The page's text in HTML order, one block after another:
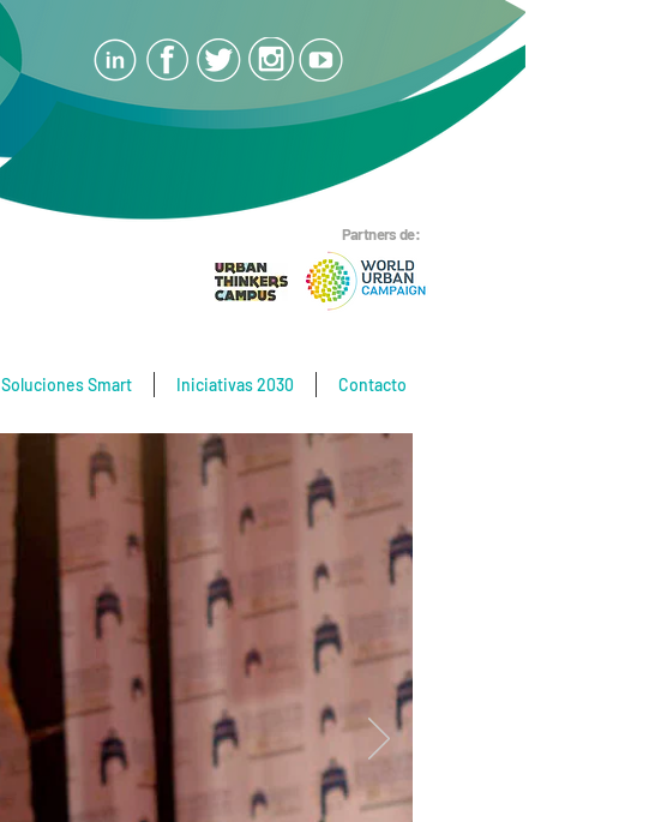
Partners de:
Soluciones Smart Iniciativas 2030 Contacto